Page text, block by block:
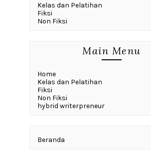
Kelas dan Pelatihan
Fiksi
Non Fiksi
Main Menu
Home
Kelas dan Pelatihan
Fiksi
Non Fiksi
hybrid writerpreneur
Beranda